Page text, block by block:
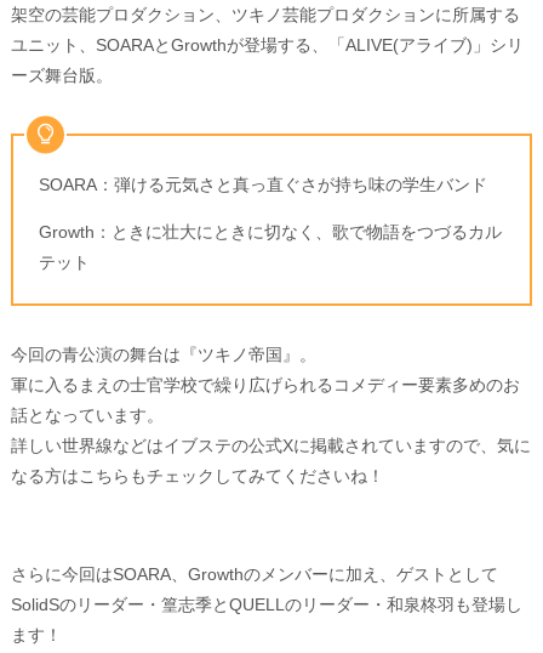
架空の芸能プロダクション、ツキノ芸能プロダクションに所属する
ユニット、SOARAとGrowthが登場する、「ALIVE(アライブ)」シリ
ーズ舞台版。
SOARA：弾ける元気さと真っ直ぐさが持ち味の学生バンド
Growth：ときに壮大にときに切なく、歌で物語をつづるカル
テット
今回の青公演の舞台は『ツキノ帝国』。
軍に入るまえの士官学校で繰り広げられるコメディー要素多めのお
話となっています。
詳しい世界線などはイブステの公式Xに掲載されていますので、気に
なる方はこちらもチェックしてみてくださいね！
さらに今回はSOARA、Growthのメンバーに加え、ゲストとして
SolidSのリーダー・篁志季とQUELLのリーダー・和泉柊羽も登場し
ます！